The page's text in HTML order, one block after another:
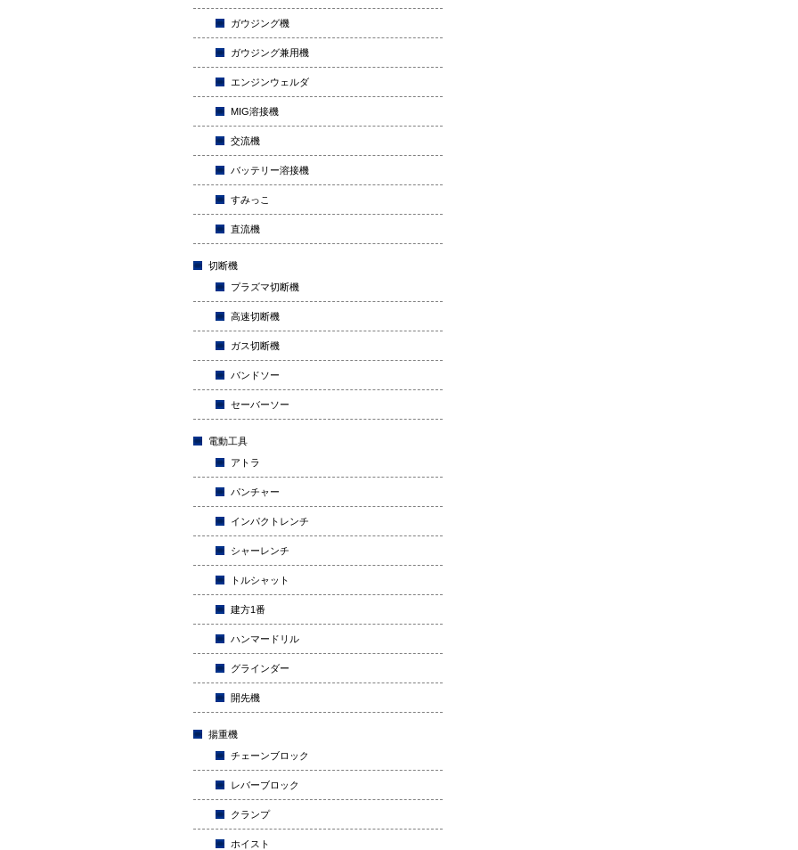
ガウジング機
ガウジング兼用機
エンジンウェルダ
MIG溶接機
交流機
バッテリー溶接機
すみっこ
直流機
切断機
プラズマ切断機
高速切断機
ガス切断機
バンドソー
セーバーソー
電動工具
アトラ
パンチャー
インパクトレンチ
シャーレンチ
トルシャット
建方1番
ハンマードリル
グラインダー
開先機
揚重機
チェーンブロック
レバーブロック
クランプ
ホイスト